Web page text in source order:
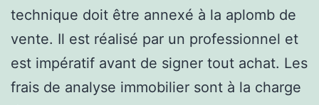
technique doit être annexé à la aplomb de
vente. Il est réalisé par un professionnel et
est impératif avant de signer tout achat. Les
frais de analyse immobilier sont à la charge